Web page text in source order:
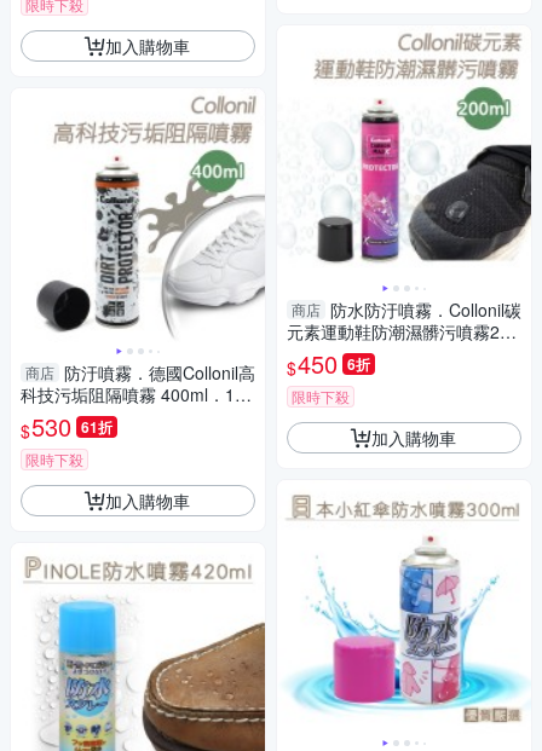
限時下殺
加入購物車
商店 防汙噴霧．德國Collonil高
科技污垢阻隔噴霧 400ml．1瓶
【鞋鞋俱樂部】【906-L07】
$530 61折
限時下殺
加入購物車
商店 防水防汙噴霧．Collonil碳
元素運動鞋防潮濕髒污噴霧200
ml．1瓶【鞋鞋俱樂部】【906-
K187】
$450 6折
限時下殺
加入購物車